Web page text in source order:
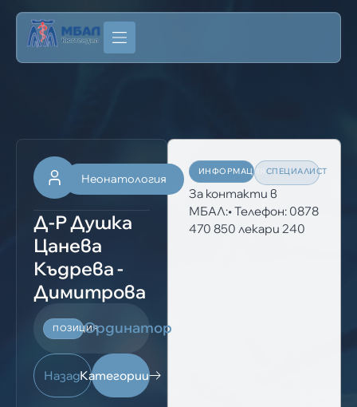
ИНФОРМАЦИЯ СПЕЦИАЛИСТ
За контакти в
МБАЛ:• Телефон: 0878
470 850 лекари 240
Неонатология
Д-Р Душка
Цанева
Къдрева -
Димитрова
ПОЗИЦИЯОрдинатор
НазадКатегории